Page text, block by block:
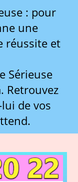
: pour
une
réussite et
Sérieuse
Retrouvez
de vos